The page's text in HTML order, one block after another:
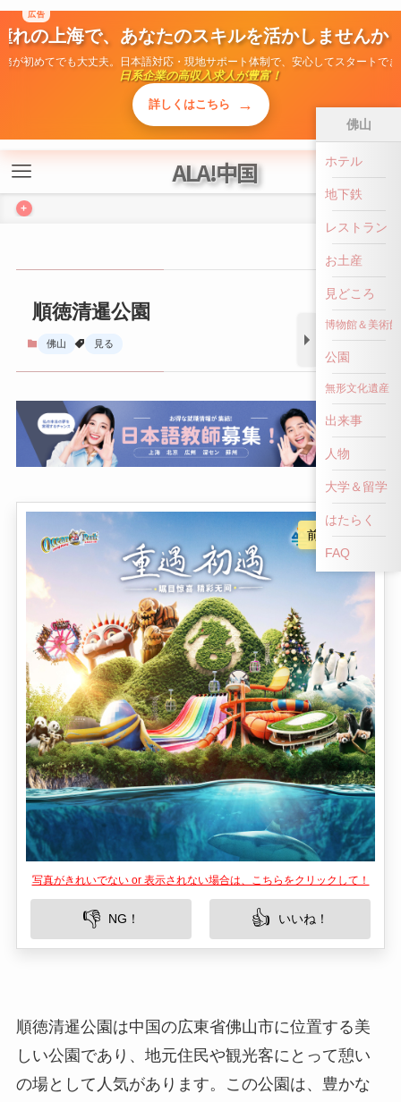
れの上海で、あなたのスキルを活かしませんか
が初めてでも大丈夫。日本語対応・現地サポート体制で、安心してスタートで
日系企業の高収入求人が豊富！
詳しくはこちら
ALA!中国
+
順徳清暹公園
前へ戻る
写真がきれいでない or 表示されない場合は、こちらをクリックして！
👎 NG！ 👍 いいね！
順徳清暹公園は中国の広東省佛山市に位置する美
しい公園であり、地元住民や観光客にとって憩い
の場として人気があります。この公園は、豊かな
伝統文化と近代的なデザインが見事に融合したラ
ンドマークとしても注目されており、撮影スポッ
トとしても人気を集めています。
佛山
ホテル
地下鉄
レストラン
お土産
見どころ
博物館＆美術館
公園
無形文化遺産
出来事
人物
大学＆留学
はたらく
FAQ